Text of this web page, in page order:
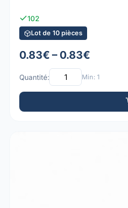
102
Lot de 10 pièces
0.83€ – 0.83€
Quantité: Min: 1